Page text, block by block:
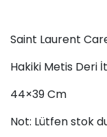
Saint Laurent
Hakiki Metis Deri
44×39 Cm
Not: Lütfen stok